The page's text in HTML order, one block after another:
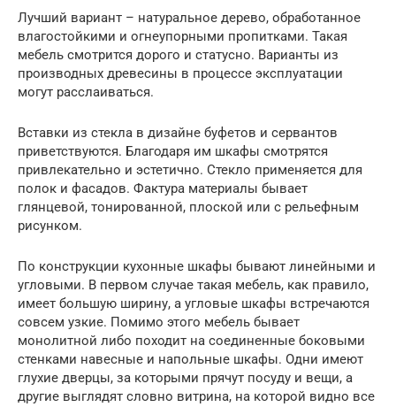
Лучший вариант – натуральное дерево, обработанное
влагостойкими и огнеупорными пропитками. Такая
мебель смотрится дорого и статусно. Варианты из
производных древесины в процессе эксплуатации
могут расслаиваться.
Вставки из стекла в дизайне буфетов и сервантов
приветствуются. Благодаря им шкафы смотрятся
привлекательно и эстетично. Стекло применяется для
полок и фасадов. Фактура материалы бывает
глянцевой, тонированной, плоской или с рельефным
рисунком.
По конструкции кухонные шкафы бывают линейными и
угловыми. В первом случае такая мебель, как правило,
имеет большую ширину, а угловые шкафы встречаются
совсем узкие. Помимо этого мебель бывает
монолитной либо походит на соединенные боковыми
стенками навесные и напольные шкафы. Одни имеют
глухие дверцы, за которыми прячут посуду и вещи, а
другие выглядят словно витрина, на которой видно все